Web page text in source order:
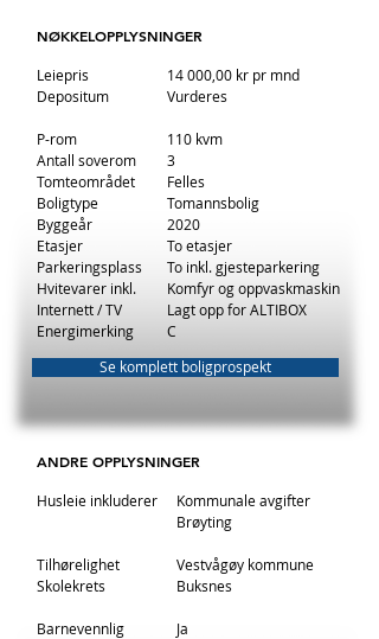
NØKKELOPPLYSNINGER
Leiepris
Depositum
P-rom
Antall soverom
Tomteområdet
Boligtype
Byggeår
Etasjer
Parkeringsplass
Hvitevarer inkl.
Internett / TV
Energimerking
14 000,00 kr pr mnd
Vurderes
110 kvm
3
Felles
Tomannsbolig
2020
To etasjer
To inkl. gjesteparkering
Komfyr og oppvaskmaskin
Lagt opp for ALTIBOX
C
Se komplett boligprospekt
ANDRE OPPLYSNINGER
Husleie inkluderer
Tilhørelighet
Skolekrets
Barnevennlig
Kommunale avgifter
Brøyting
Vestvågøy kommune
Buksnes
Ja